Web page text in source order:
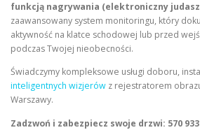
funkcją nagrywania (elektroniczny
zaawansowany system monitoringu, który
aktywność na klatce schodowej lub przed
podczas Twojej nieobecności.
Świadczymy kompleksowe usługi doboru,
inteligentnych wizjerów z rejestratorem
Warszawy.
Zadzwoń i zabezpiecz swoje drzwi: 570 933